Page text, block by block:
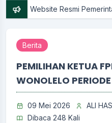
Pemerintah Kalurahan
Berita
PEMILIHAN KETUA
WONOLELO
09 Mei 2026
ALI
Dibaca 248 Kali